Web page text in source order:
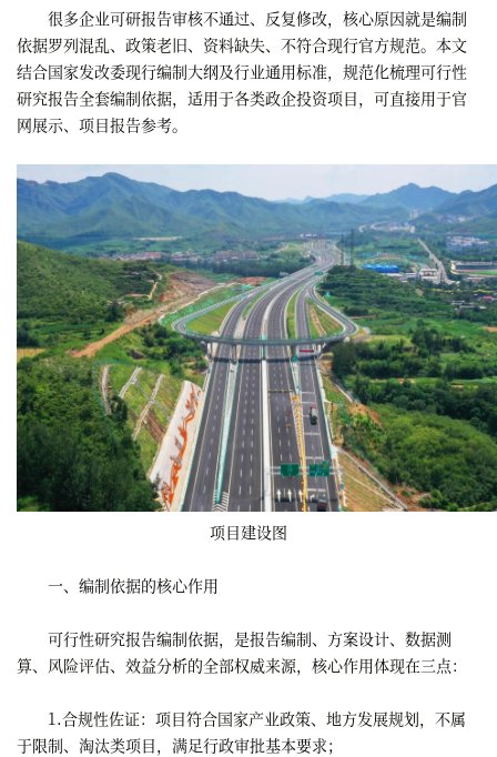
很多企业可研报告审核不通过、反复修改，核心原因就是编制
依据罗列混乱、政策老旧、资料缺失、不符合现行官方规范。本文
结合国家发改委现行编制大纲及行业通用标准，规范化梳理可行性
研究报告全套编制依据，适用于各类政企投资项目，可直接用于官
网展示、项目报告参考。
项目建设图
一、编制依据的核心作用
可行性研究报告编制依据，是报告编制、方案设计、数据测
算、风险评估、效益分析的全部权威来源，核心作用体现在三点：
1.合规性佐证：项目符合国家产业政策、地方发展规划，不属
于限制、淘汰类项目，满足行政审批基本要求；